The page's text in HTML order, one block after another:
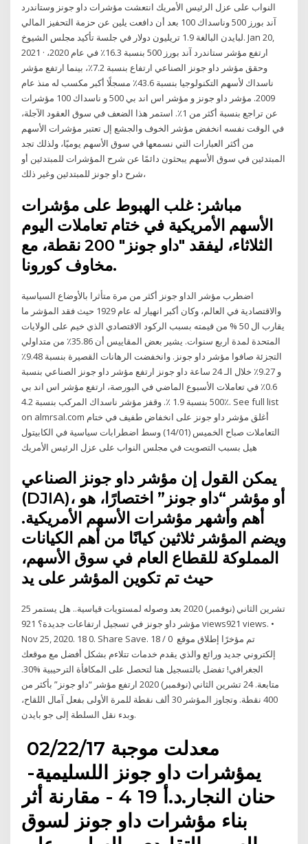
النواب على عزل الرئيس الأمريك انتعشت مؤشرات داو جونز وستاندرد
آند بورز 500 وناسداك 100 بعد أن دافعت يلين عن حزمة التحفيز المالي
لبايدن البالغة 1.9 تريليون دولار في جلسة تأكيد مجلس الشيوخ. Jan 20,
2021 · ارتفع مؤشر ستاندرد آند بورز 500 بنسبة 16.3٪ في عام 2020،
وحقق مؤشر داو جونز الصناعي ارتفاع بنسبة 7.2٪، بينما ارتفع مؤشر
ناسداك لأسهم التكنولوجيا بنسبة 43.6٪ مسجلًا أكبر مكسب له منذ عام
2009. مؤشر داو جونز و مؤشر اس اند بي 500 و ناسداك 100 مؤشرات
عن تراجع بنسبة أكثر من 1٪. استمر هذا الضعف في سوق العقود الآجلة،
في الوقت نفسه انخفض مؤشر الخوف والجشع إل تعتبر مؤشرات الأسهم
من أكثر العبارات التي نسمعها في سوق الأسهم يوميًا، ولذلك تجد
المبتدئين في سوق الأسهم يبحثون دائمًا عن شرح المؤشرات للمبتدئين أو
شرح داو جونز للمبتدئين وغير ذلك،
مباشر: غلب الهبوط على مؤشرات
الأسهم الأمريكية في ختام تعاملات اليوم
الثلاثاء، ليفقد "داو جونز" 200 نقطة، مع
مخاوف كورونا.
اضطرب مؤشر الداو جونز أكثر من مرة متأثرا بالأوضاع السياسية
والاقتصادية في العالم، وكان أكبر انهيار له عام 1929 حيث فقد المؤشر ما
يقارب ال 50 % من قيمته بسبب الركود الاقتصادي الذي خيم على الولايات
المتحدة لمدة اربع سنوات. يشير بعض المقاييس أن 35.86٪ من متداولي
التجزئة صافوا مؤشر داو جونز. وانخفضت الرهانات القصيرة بنسبة 9.48٪
و 9.27٪ خلال الـ 24 ساعة داو جونز ارتفع مؤشر داو جونز الصناعي بنسبة
0.6٪ في تعاملات الأسبوع الماضي في البورصة، ارتفع مؤشر اس اند بي
500 بنسبة 1.9 ٪. وقفز مؤشر ناسداك المركب بنسبة 4.2٪. See full list
on almrsal.com أغلق مؤشر داو جونز على انخفاض طفيف في ختام
التعاملات صباح الخميس (14/01) وسط اضطرابات سياسية في الكابيتول
هيل بسبب التصويت في مجلس النواب على عزل الرئيس الأمريك
يمكن القول إن مؤشر داو جونز الصناعي
(DJIA)، أو مؤشر “داو جونز” اختصارًا، هو
أهم وأشهر مؤشرات الأسهم الأمريكية.
ويضم المؤشر ثلاثين كيانًا من أهم الكيانات
المملوكة للقطاع العام في سوق الأسهم،
حيث تم تكوين المؤشر على يد
25 تشرين الثاني (نوفمبر) 2020 بعد وصوله لمستويات قياسية.. هل يستمر
مؤشر داو جونز في تسجيل ارتفاعات جديدة؟ 921 views921 views. •
Nov 25, 2020. 18 0. Share Save. 18 / 0 تم مؤخرًا إطلاق موقع
إلكتروني جديد ورائع والذي يقدم خدمات تتلاءم بشكل أفضل مع موقعك
الجغرافي! تفضل بالتسجيل هنا لتحصل على المكافأة الترحيبية %30.
متابعة. 24 تشرين الثاني (نوفمبر) 2020 ارتفع مؤشر “داو جونز” بأكثر من
400 نقطة. وتجاوز المؤشر 30 ألف نقطة للمرة الأولى بفعل آمال اللقاح،
وبدء نقل السلطة إلى جو بايدن.
يمؤشرات داو جونز اللسليمية‬- ‫
حنان النجار‬.‫د‬.‫أ‬ 19 4 - ‫مقارنة أثر
بناء مؤشرات داو جونز لسوق